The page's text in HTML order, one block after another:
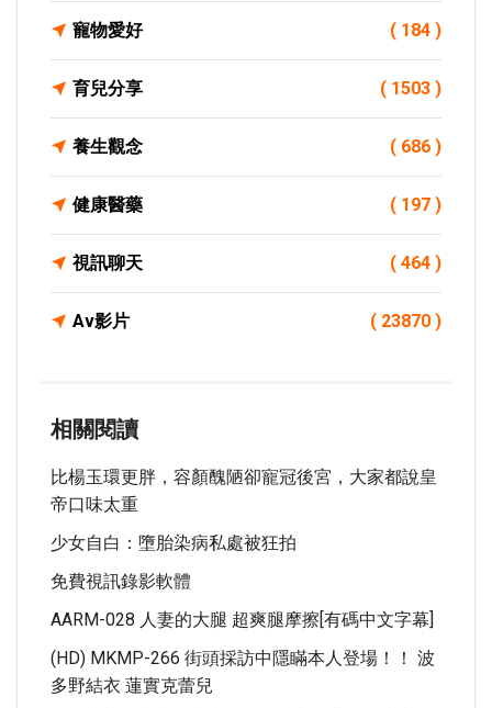
寵物愛好 ( 184 )
育兒分享 ( 1503 )
養生觀念 ( 686 )
健康醫藥 ( 197 )
視訊聊天 ( 464 )
Av影片 ( 23870 )
相關閱讀
比楊玉環更胖，容顏醜陋卻寵冠後宮，大家都說皇
帝口味太重
少女自白：墮胎染病私處被狂拍
免費視訊錄影軟體
AARM-028 人妻的大腿 超爽腿摩擦[有碼中文字幕]
(HD) MKMP-266 街頭採訪中隱瞞本人登場！！ 波
多野結衣 蓮實克蕾兒